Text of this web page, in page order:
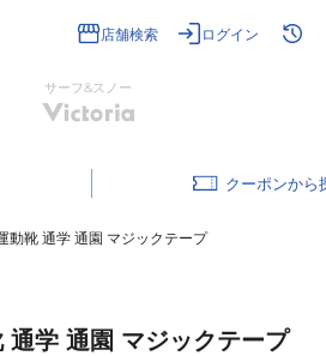
店舗検索 ログイン
サーフ&スノー
クーポン
動靴 通学 通園 マジックテープ
学 通園 マジックテープ